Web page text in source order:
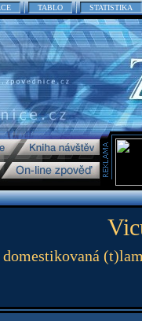
TABLO STATISTIKA